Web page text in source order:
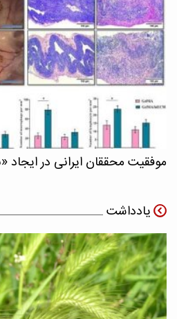
موفقیت محققان ایرانی در
یادداشت